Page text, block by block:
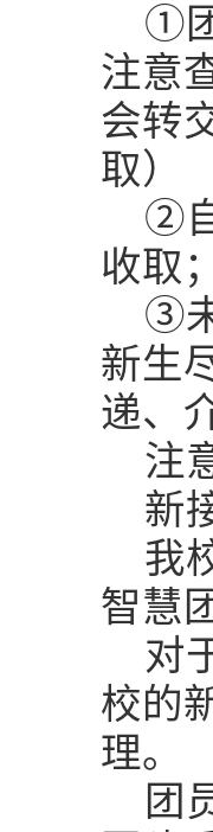
①
注意
会转
取）
②
收取
③
新生
递、
注
新
我
智慧
对
校的
理。
团